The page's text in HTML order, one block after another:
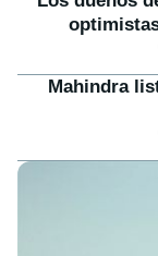
Mahindra